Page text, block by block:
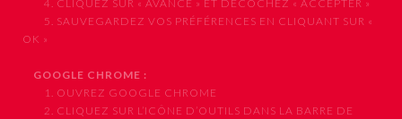
4. CLIQUEZ SUR « AVANCÉ » ET DÉCOCHEZ « ACCEPTER »
5. SAUVEGARDEZ VOS PRÉFÉRENCES EN CLIQUANT SUR «
OK »
GOOGLE CHROME :
1. OUVREZ GOOGLE CHROME
2. CLIQUEZ SUR L’ICÔNE D’OUTILS DANS LA BARRE DE